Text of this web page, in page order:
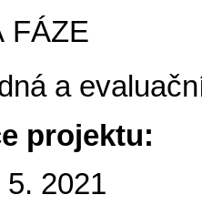
FÁZE
a
projektu:
5. 2021